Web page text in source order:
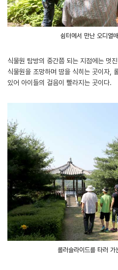
쉼터에서 만난 오디열
식물원 탐방의 중간쯤 되는 지점에는 멋
식물원을 조망하며 땀을 식히는 곳이자,
있어 아이들의 걸음이 빨라지는 곳이다.
롤러슬라이드를 타러 가